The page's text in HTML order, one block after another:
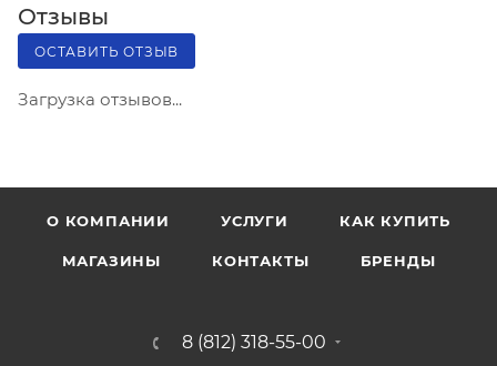
Отзывы
ОСТАВИТЬ ОТЗЫВ
Загрузка отзывов...
О КОМПАНИИ УСЛУГИ КАК КУПИТЬ
МАГАЗИНЫ КОНТАКТЫ БРЕНДЫ
8 (812) 318-55-00